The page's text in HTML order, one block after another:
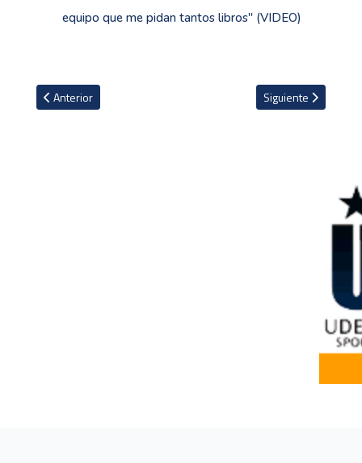
equipo que me pidan tantos libros'' (VIDEO)
Artículo anterior: Los números de Aurélien Tchouaméni que le
Anterior Artículo siguiente:
Siguiente